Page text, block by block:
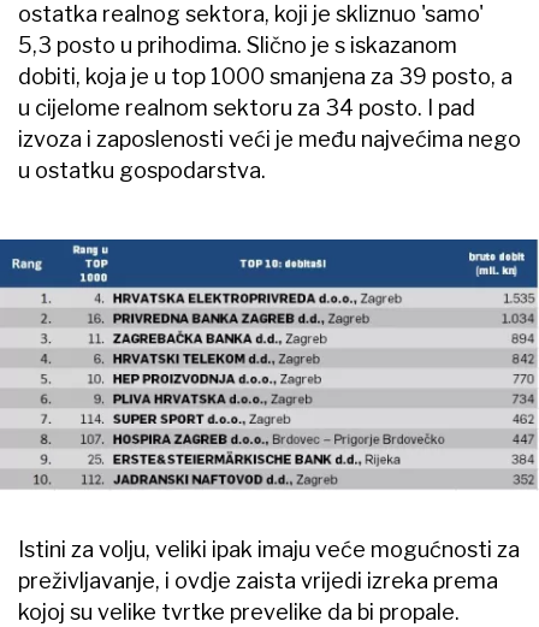
ostatka realnog sektora, koji je skliznuo 'samo'
5,3 posto u prihodima. Slično je s iskazanom
dobiti, koja je u top 1000 smanjena za 39 posto, a
u cijelome realnom sektoru za 34 posto. I pad
izvoza i zaposlenosti veći je među najvećima nego
u ostatku gospodarstva.
Istini za volju, veliki ipak imaju veće mogućnosti za
preživljavanje, i ovdje zaista vrijedi izreka prema
kojoj su velike tvrtke prevelike da bi propale.